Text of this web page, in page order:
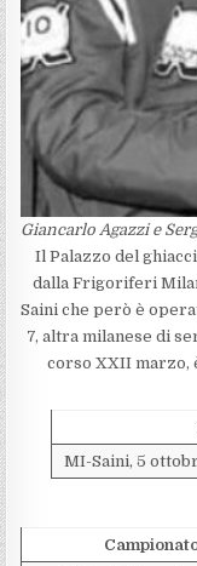
Giancarlo Agazzi e
Il Palazzo del
dalla Frigoriferi
Saini che però è
7, altra milanese di
corso XXII marzo,
MI-Saini, 5